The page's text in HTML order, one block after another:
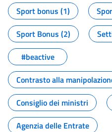
Sport bonus (1)
Sport Bonus (2)
#beactive
Contrasto alla
Consiglio dei ministri
Agenzia delle Entrate